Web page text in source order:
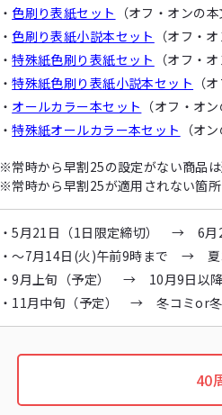
・ 色刷り表紙セット
（オフ・オンの本
・ 色刷り表紙小説本セット
（オフ・
・特殊紙色刷り表紙セット
（オフ・
・特殊紙色刷り表紙小説本セット （
・ オールカラー本セット （オフ・オ
・特殊紙オールカラー本セット （オ
※常時から早割25の設定がない商品
※常時から早割25が適用されない箇
・5月21日（1日限定締切） → 6月
・〜7月14日(火)午前9時まで → 夏
・9月上旬（予定） → 10月9日以降
・ 11月中旬（予定） → 冬コミor冬
40